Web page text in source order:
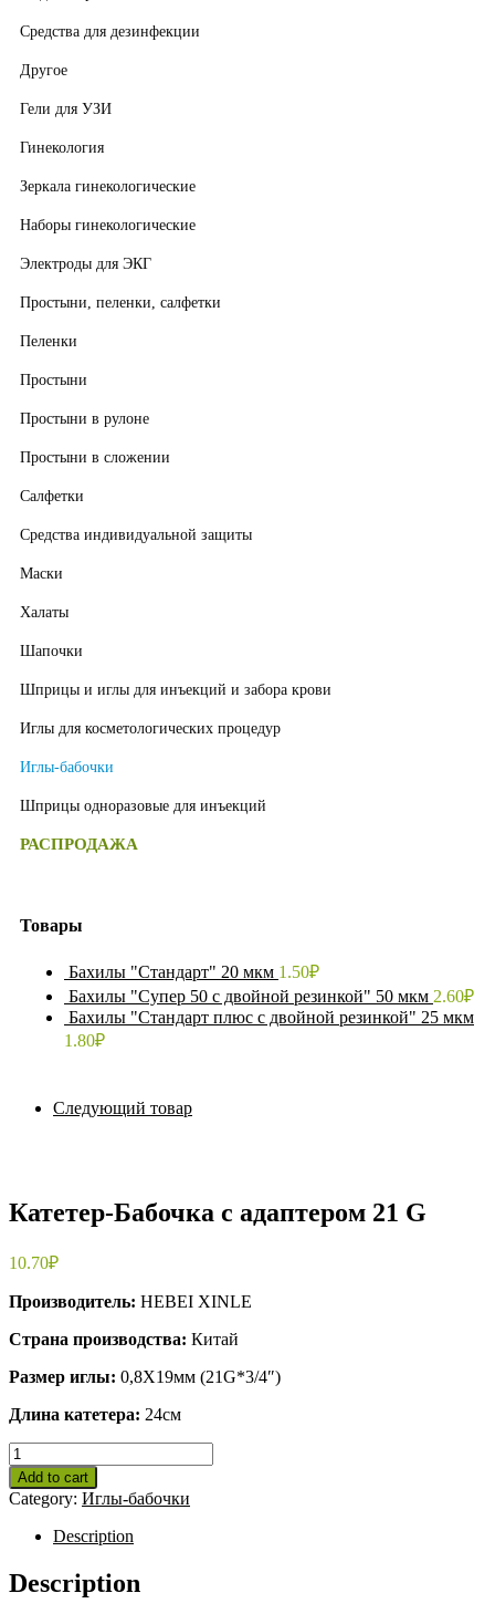
Средства для дезинфекции
Другое
Гели для УЗИ
Гинекология
Зеркала гинекологические
Наборы гинекологические
Электроды для ЭКГ
Простыни, пеленки, салфетки
Пеленки
Простыни
Простыни в рулоне
Простыни в сложении
Салфетки
Средства индивидуальной защиты
Маски
Халаты
Шапочки
Шприцы и иглы для инъекций и забора крови
Иглы для косметологических процедур
Иглы-бабочки
Шприцы одноразовые для инъекций
РАСПРОДАЖА
Товары
Бахилы "Стандарт" 20 мкм 1.50₽
Бахилы "Супер 50 с двойной резинкой" 50 мкм 2.60₽
Бахилы "Стандарт плюс с двойной резинкой" 25 мкм
1.80₽
Следующий товар
Катетер-Бабочка с адаптером 21 G
10.70₽
Производитель: HEBEI XINLE
Страна производства: Китай
Размер иглы: 0,8Х19мм (21G*3/4″)
Длина катетера: 24см
Катетер-
Бабочка
с
адаптером
quantity
Add to cart
Category: Иглы-бабочки
Description
Description